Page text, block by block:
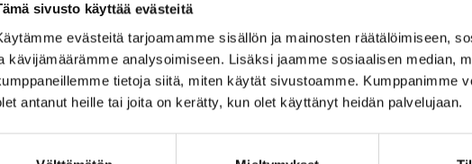
sivusto käyttää evästeitä
evästeitä tarjoamamme sisällön ja mainosten räätälöimiseen,
kävijämäärämme analysoimiseen. Lisäksi jaamme sosiaalisen median,
tietoja siitä, miten käytät sivustoamme. Kumppanimme
antanut heille tai joita on kerätty, kun olet käyttänyt heidän palvelujaan.